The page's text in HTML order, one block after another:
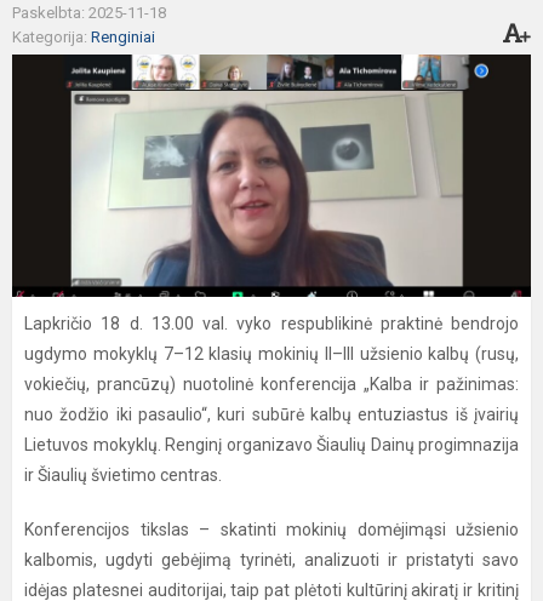
Paskelbta: 2025-11-18
Kategorija: Renginiai
Lapkričio 18 d. 13.00 val. vyko respublikinė praktinė bendrojo
ugdymo mokyklų 7–12 klasių mokinių II–III užsienio kalbų (rusų,
vokiečių, prancūzų) nuotolinė konferencija „Kalba ir pažinimas:
nuo žodžio iki pasaulio“, kuri subūrė kalbų entuziastus iš įvairių
Lietuvos mokyklų. Renginį organizavo Šiaulių Dainų progimnazija
ir Šiaulių švietimo centras.
Konferencijos tikslas – skatinti mokinių domėjimąsi užsienio
kalbomis, ugdyti gebėjimą tyrinėti, analizuoti ir pristatyti savo
idėjas platesnei auditorijai, taip pat plėtoti kultūrinį akiratį ir kritinį